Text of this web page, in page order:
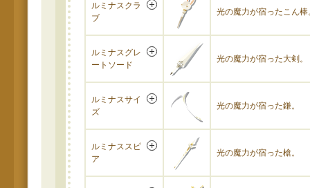
ルミナスクラ
ブ
光の魔力が宿ったこん棒
ルミナスグレ
ートソード
光の魔力が宿った大剣。
ルミナスサイ
ズ
光の魔力が宿った鎌。
ルミナススピ
ア
光の魔力が宿った槍。